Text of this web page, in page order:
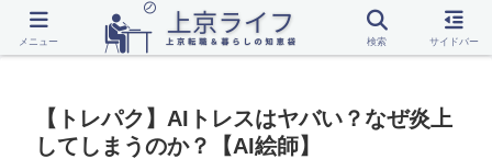
上京 一人暮らし 話題
【トレパク】AIトレスはヤバい？なぜ炎上
してしまうのか？【AI絵師】
メニュー 検索 サイドバー